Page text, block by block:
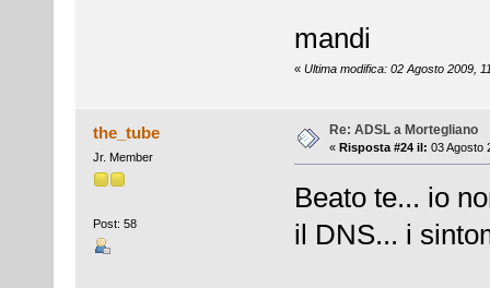
mandi
« Ultima modifica: 02 Agosto 2009,
the_tube
Jr. Member
Post: 58
Re: ADSL a Mortegliano
« Risposta #24 il: 03 Agosto
Beato te... io
il DNS... i